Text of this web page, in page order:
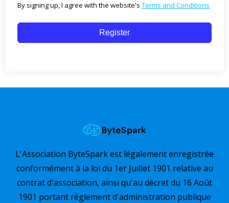
By signing up, I agree with the website's Terms and Conditions
Register
L'Association ByteSpark est légalement enregistrée
conformément à la loi du 1er Juillet 1901 relative au
contrat d'association, ainsi qu'au décret du 16 Août
1901 portant règlement d'administration publique